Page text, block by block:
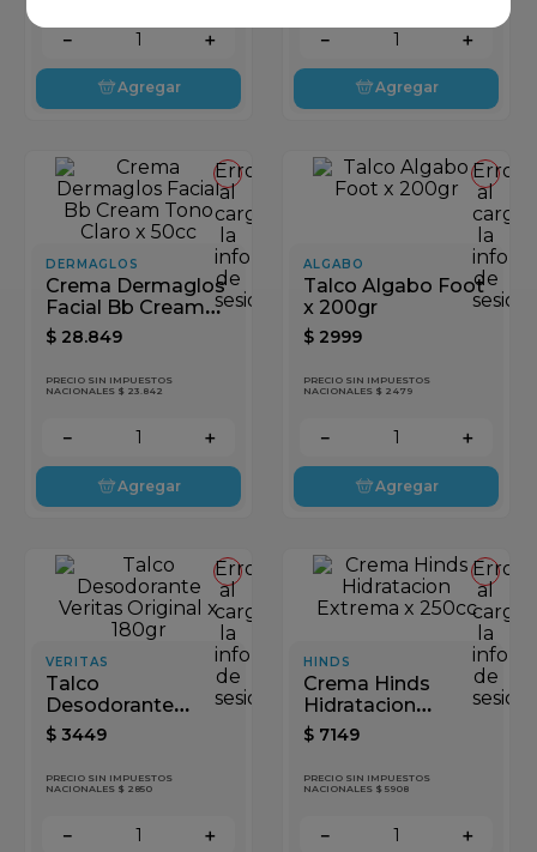
＋
－
Agregar
＋
－
Agregar
Error
al
cargar
la
información
de
sesión
DERMAGLOS
Crema Dermaglos
Facial Bb Cream
Tono Claro x 50cc
$ 28.849
PRECIO SIN IMPUESTOS
NACIONALES $ 23.842
＋
－
Agregar
Error
al
cargar
la
de
sesión
ALGABO
Talco Algabo Foot
x 200gr
$ 2999
PRECIO SIN IMPUESTOS
NACIONALES $ 2479
＋
－
Agregar
Error
al
cargar
la
información
de
sesión
VERITAS
Talco
Desodorante
Veritas Original x
180gr
$ 3449
PRECIO SIN IMPUESTOS
NACIONALES $ 2850
＋
－
Error
al
cargar
la
de
sesión
HINDS
Crema Hinds
Hidratacion
Extrema x 250cc
$ 7149
PRECIO SIN IMPUESTOS
NACIONALES $ 5908
＋
－